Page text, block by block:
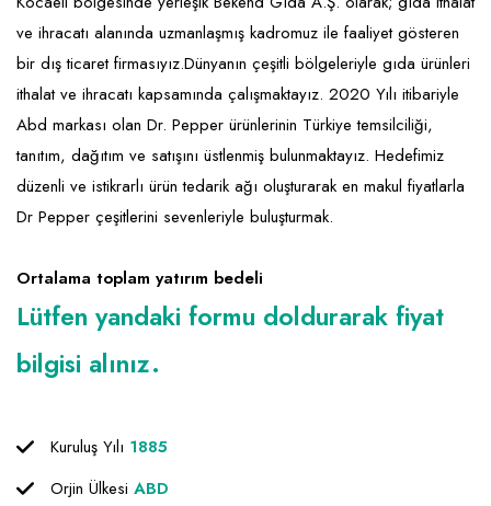
Ev Hizmetleri
Sağlık Güzellik
Turizm - Eğlence
Market FMGC - Katlı Mağaza
Mobilya ve Ev Tekstili
Oyuncak ve Hediyelik
Takı
Yapı Malzemesi - Hırdavat
Gayrimenkul
Gıda ve Sarf Malzemeleri
Güvenlik - Temizlik
Giyim - Aksesuar
Hukuk - Marka - Patent ve Tercüme
Isıtma - Soğutma ve Havalandırma
Lojistik - Kargo ve Kurye
Mali Kayıt ve Denetim
Mobilya Dekorasyon
Proje - İnşaat ve Tesisat
ve ihracatı alanında uzmanlaşmış kadromuz ile faaliyet gösteren
bir dış ticaret firmasıyız.Dünyanın çeşitli bölgeleriyle gıda ürünleri
ithalat ve ihracatı kapsamında çalışmaktayız. 2020 Yılı itibariyle
Abd markası olan Dr. Pepper ürünlerinin Türkiye temsilciliği,
tanıtım, dağıtım ve satışını üstlenmiş bulunmaktayız. Hedefimiz
düzenli ve istikrarlı ürün tedarik ağı oluşturarak en makul fiyatlarla
Dr Pepper çeşitlerini sevenleriyle buluşturmak.
Ortalama toplam yatırım bedeli
Lütfen yandaki formu doldurarak fiyat
bilgisi alınız.
Kuruluş Yılı 1885
Orjin Ülkesi ABD